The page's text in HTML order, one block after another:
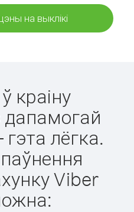
на выклікі
краіну
дапамогай
лёгка.
Viber